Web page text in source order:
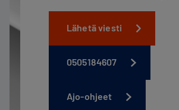
Lähetä viesti
0505184607
Ajo-ohjeet